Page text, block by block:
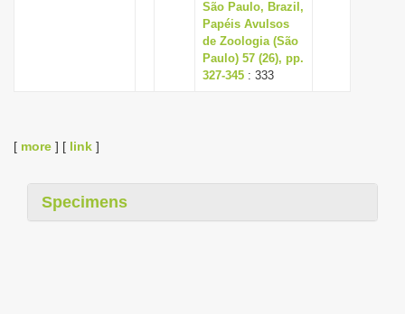
São Paulo, Brazil,
Papéis Avulsos
de Zoologia (São
Paulo) 57 (26), pp.
327-345 : 333
[ more ] [ link ]
Specimens